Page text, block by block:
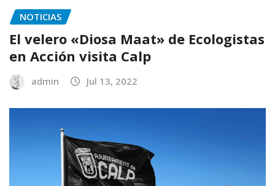
NOTICIAS
El velero «Diosa Maat» de Ecologistas
en Acción visita Calp
admin Jul 13, 2022